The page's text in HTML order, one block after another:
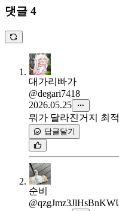
댓글 4
대가리빠가
@degari7418
2026.05.25
뭐가 달라진거지 최
답글달기
순비